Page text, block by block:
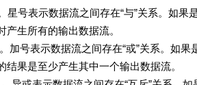
表示数据流之间存在“与”关系。如果
产生所有的输出数据流。
号表示数据流之间存在“或”关系。如果
结果是至少产生其中一个输出数据流。